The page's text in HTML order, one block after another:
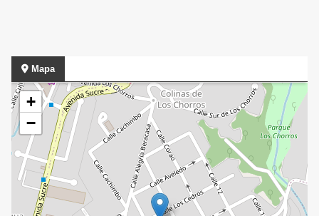
Mapa
+
−